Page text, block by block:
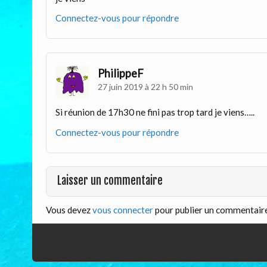
Connectez-vous pour répondre
PhilippeF
27 juin 2019 à 22 h 50 min
Si réunion de 17h30 ne fini pas trop tard je viens…..
Connectez-vous pour répondre
Laisser un commentaire
Vous devezvous connecterpour publier un